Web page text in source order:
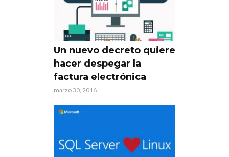
Un nuevo decreto quiere
hacer despegar la
factura electrónica
marzo 30, 2016